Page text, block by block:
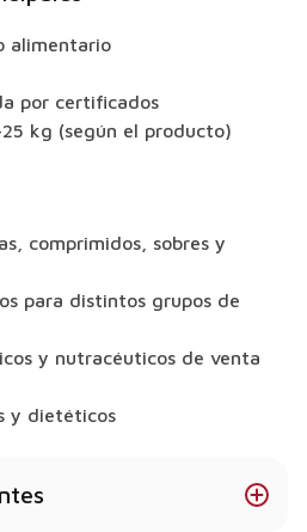
alimentario
por certificados
kg (según el producto)
comprimidos, sobres y
para distintos grupos de
y nutracéuticos de venta
y dietéticos